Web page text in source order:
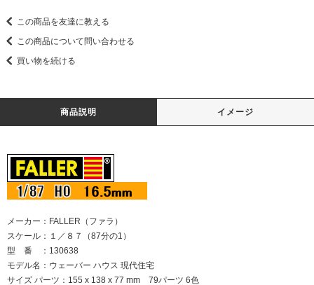
この商品を友達に教える
この商品について問い合わせる
買い物を続ける
商品説明 イメージ
メーカー：FALLER（ファラ）
スケール：１／８７（87分の1）
型 番 ：130638
モデル名：ウェーバー ハウス 現代住宅
サイズ パーツ：155 x 138 x 77 mm 79パーツ 6色